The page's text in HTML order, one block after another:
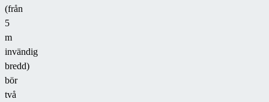
(från
5
m
invändig
bredd)
bör
två